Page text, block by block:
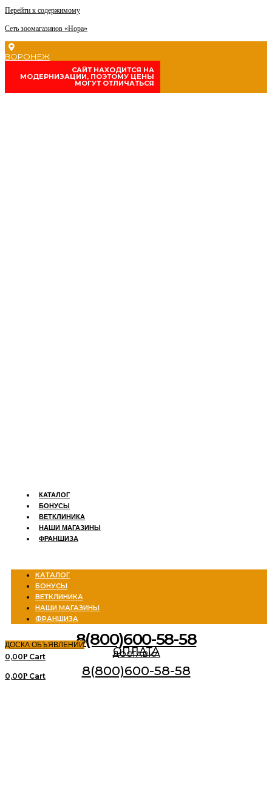
Перейти к содержимому
Сеть зоомагазинов «Нора»
ВОРОНЕЖ
CАЙТ НАХОДИТСЯ НА
МОДЕРНИЗАЦИИ, ПОЭТОМУ ЦЕНЫ
МОГУТ ОТЛИЧАТЬСЯ
КАТАЛОГ
БОНУСЫ
ВЕТКЛИНИКА
НАШИ МАГАЗИНЫ
ФРАНШИЗА
КАТАЛОГ
БОНУСЫ
ВЕТКЛИНИКА
НАШИ МАГАЗИНЫ
ФРАНШИЗА
8(800)600-58-58
ДОСКА ОБЪЯВЛЕНИЙ
ДОСТАВКА
ОПЛАТА
0,00Р Cart
8(800)600-58-58
0,00Р Cart